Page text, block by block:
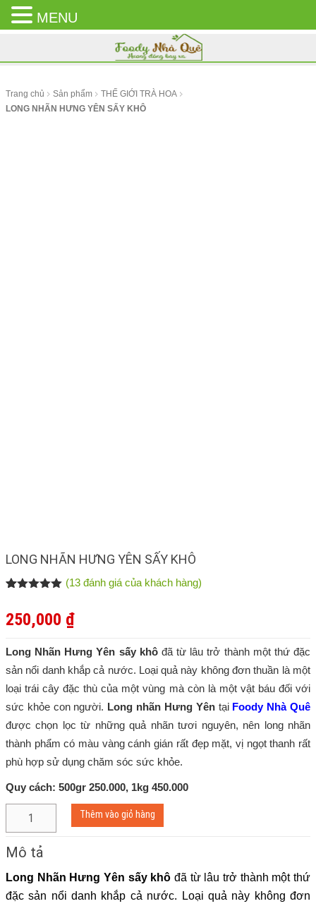
CLOSE
MENU
Trang chủ Sản phẩm
THẾ GIỚI TRÀ HOA
LONG NHÃN HƯNG YÊN SẤY KHÔ
LONG NHÃN HƯNG YÊN SẤY KHÔ
đánh giá
(13 đánh giá của khách hàng)
250,000 ₫
Long Nhãn Hưng Yên sấy khôđã từ lâu trở thành một thứ đặc
sản nổi danh khắp cả nước. Loại quả này không đơn thuần là một
loại trái cây đặc thù của một vùng mà còn là một vật báu đối với
sức khỏe con người. Long nhãn Hưng YêntạiFoody Nhà Quê
được chọn lọc từ những quả nhãn tươi nguyên, nên long nhãn
thành phẩm có màu vàng cánh gián rất đẹp mặt, vị ngọt thanh rất
phù hợp sử dụng chăm sóc sức khỏe.
Quy cách: 500gr 250.000, 1kg 450.000
NHÃN
YÊN
KHÔ
số
Thêm vào giỏ hàng
Mô tả
Long Nhãn Hưng Yên sấy khô đã từ lâu trở thành một thứ
đặc sản nổi danh khắp cả nước. Loại quả này không đơn
MENU